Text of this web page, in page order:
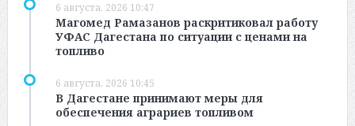
6 августа, 2026 10:47
Магомед Рамазанов раскритиковал работу
УФАС Дагестана по ситуации с ценами на
топливо
6 августа, 2026 10:45
В Дагестане принимают меры для
обеспечения аграриев топливом